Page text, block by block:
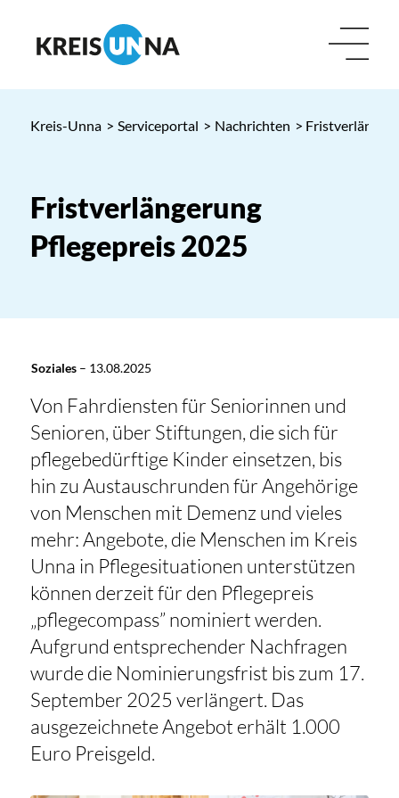
Kreis-Unna > Serviceportal > Nachrichten >
Fristverlängerung
Pflegepreis 2025
Soziales– 13.08.2025
Von Fahrdiensten für Seniorinnen und
Senioren, über Stiftungen, die sich für
pflegebedürftige Kinder einsetzen, bis
hin zu Austauschrunden für Angehörige
von Menschen mit Demenz und vieles
mehr: Angebote, die Menschen im Kreis
Unna in Pflegesituationen unterstützen
können derzeit für den Pflegepreis
„pflegecompass” nominiert werden.
Aufgrund entsprechender Nachfragen
wurde die Nominierungsfrist bis zum 17.
September 2025 verlängert. Das
ausgezeichnete Angebot erhält 1.000
Euro Preisgeld.